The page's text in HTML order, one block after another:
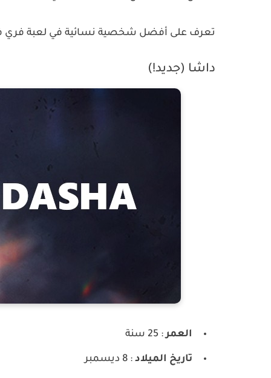
تعرف على أفضل شخصية نسائية في لعبة فري
داشا (جديد!)
العمر : 25 سنة
تاريخ الميلاد : 8 ديسمبر